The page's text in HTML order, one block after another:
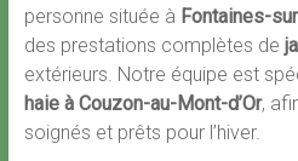
personne située à Fontaines-
des prestations complètes de
extérieurs. Notre équipe est
haie à Couzon-au-Mont-d’Or,
soignés et prêts pour l’hiver.